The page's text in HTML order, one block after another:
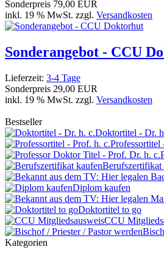
Sonderpreis 79,00 EUR
inkl. 19 % MwSt. zzgl. Versandkosten
Sonderangebot - CCU
Lieferzeit: 3-4 Tage
Sonderpreis 29,00 EUR
inkl. 19 % MwSt. zzgl. Versandkosten
Bestseller
Doktortitel - Dr.
Professortitel
Berufszertifikat
Diplom kaufen
Doktortitel to go
CCU
Kategorien